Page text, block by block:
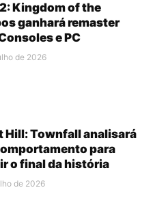
Kingdom of the
ganhará remaster
e PC
de 2026
Hill: Townfall analisará
para
o final da história
de 2026